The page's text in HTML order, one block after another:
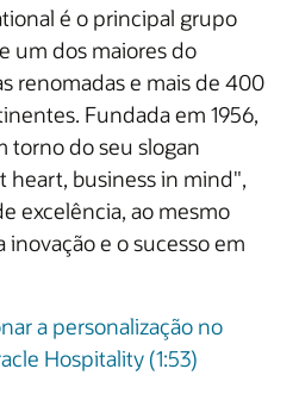
é o principal grupo
um dos maiores do
renomadas e mais de 400
Fundada em 1956,
torno do seu slogan
heart, business in mind",
excelência, ao mesmo
e o sucesso em
a personalização no
Hospitality (1:53)